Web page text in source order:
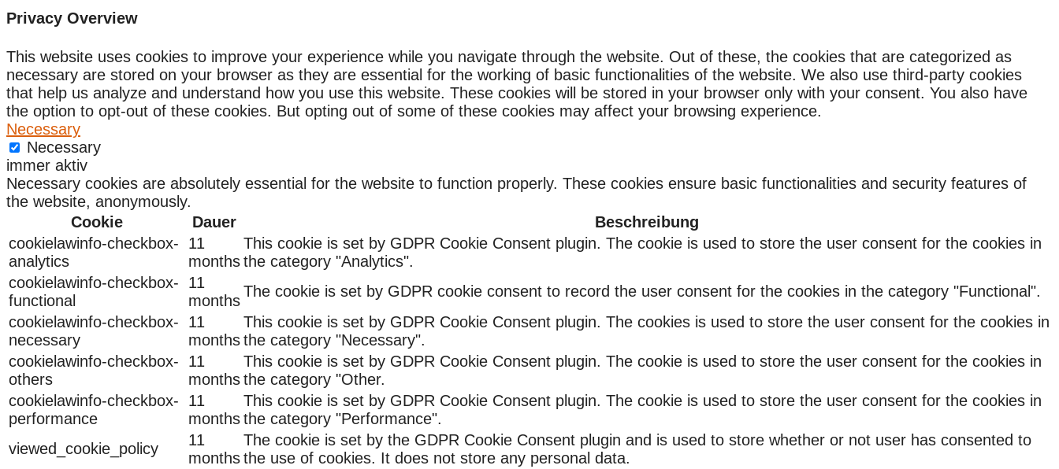
Privacy Overview
This website uses cookies to improve your experience while you navigate through the website. Out of these, the cookies that are categorized as
necessary are stored on your browser as they are essential for the working of basic functionalities of the website. We also use third-party cookies
that help us analyze and understand how you use this website. These cookies will be stored in your browser only with your consent. You also have
the option to opt-out of these cookies. But opting out of some of these cookies may affect your browsing experience.
Necessary
Necessary
immer aktiv
Necessary cookies are absolutely essential for the website to function properly. These cookies ensure basic functionalities and security features of
the website, anonymously.
Cookie
Dauer
Beschreibung
cookielawinfo-checkbox-
analytics
11
months
This cookie is set by GDPR Cookie Consent plugin. The cookie is used to store the user consent for the cookies in
the category "Analytics".
cookielawinfo-checkbox-
functional
11
months
The cookie is set by GDPR cookie consent to record the user consent for the cookies in the category "Functional".
cookielawinfo-checkbox-
necessary
11
months
This cookie is set by GDPR Cookie Consent plugin. The cookies is used to store the user consent for the cookies in
the category "Necessary".
cookielawinfo-checkbox-
others
11
months
This cookie is set by GDPR Cookie Consent plugin. The cookie is used to store the user consent for the cookies in
the category "Other.
cookielawinfo-checkbox-
performance
11
months
This cookie is set by GDPR Cookie Consent plugin. The cookie is used to store the user consent for the cookies in
the category "Performance".
viewed_cookie_policy
11
months
The cookie is set by the GDPR Cookie Consent plugin and is used to store whether or not user has consented to
the use of cookies. It does not store any personal data.